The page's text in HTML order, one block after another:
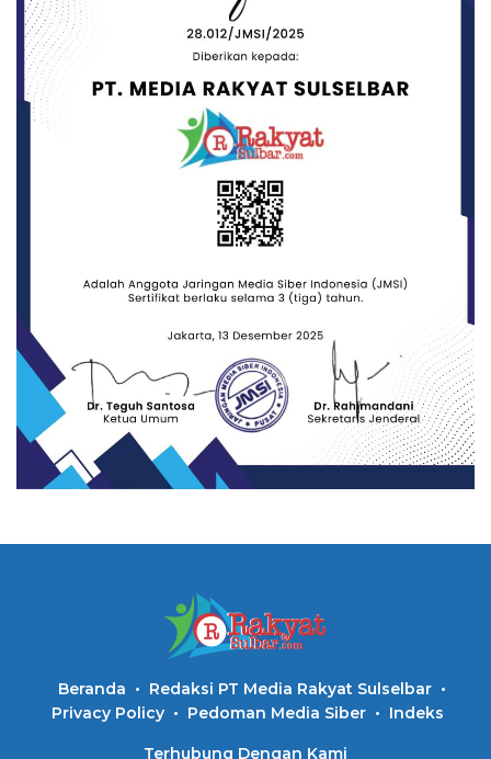
Beranda
Redaksi PT Media Rakyat Sulselbar
Privacy Policy
Pedoman Media Siber Indeks
Terhubung Dengan Kami